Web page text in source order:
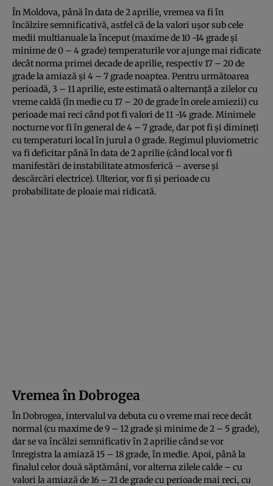
În Moldova, până în data de 2 aprilie, vremea va fi în
încălzire semnificativă, astfel că de la valori uşor sub cele
medii multianuale la început (maxime de 10 -14 grade şi
minime de 0 – 4 grade) temperaturile vor ajunge mai ridicate
decât norma primei decade de aprilie, respectiv 17 – 20 de
grade la amiază şi 4 – 7 grade noaptea. Pentru următoarea
perioadă, 3 – 11 aprilie, este estimată o alternanţă a zilelor cu
vreme caldă (în medie cu 17 – 20 de grade în orele amiezii) cu
perioade mai reci când pot fi valori de 11 -14 grade. Minimele
nocturne vor fi în general de 4 – 7 grade, dar pot fi şi dimineţi
cu temperaturi local în jurul a 0 grade. Regimul pluviometric
va fi deficitar până în data de 2 aprilie (când local vor fi
manifestări de instabilitate atmosferică – averse şi
descărcări electrice). Ulterior, vor fi şi perioade cu
probabilitate de ploaie mai ridicată.
Vremea în Dobrogea
În Dobrogea, intervalul va debuta cu o vreme mai rece decât
normal (cu maxime de 9 – 12 grade şi minime de 2 – 5 grade),
dar se va încălzi semnificativ în 2 aprilie când se vor
înregistra la amiază 15 – 18 grade, în medie. Apoi, până la
finalul celor două săptămâni, vor alterna zilele calde – cu
valori la amiază de 16 – 21 de grade cu perioade mai reci, cu